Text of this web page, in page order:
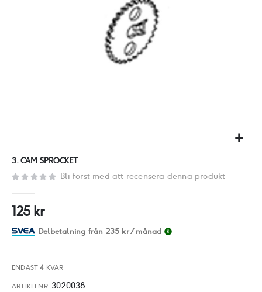
början
bildgalleriet
3. CAM SPROCKET
Bli först med att recensera denna produkt
125 kr
Delbetalning från 235 kr/ månad
ENDAST4 KVAR
ARTIKELNR 3020038